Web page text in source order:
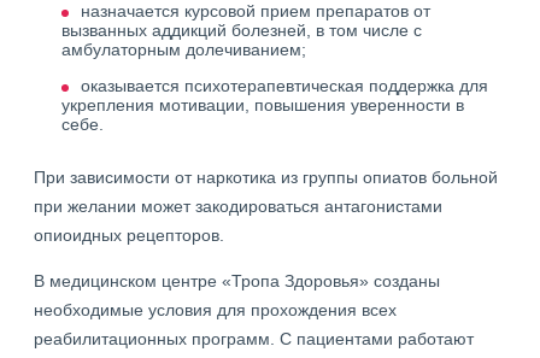
назначается курсовой прием препаратов от
вызванных аддикций болезней, в том числе с
амбулаторным долечиванием;
оказывается психотерапевтическая поддержка для
укрепления мотивации, повышения уверенности в
себе.
При зависимости от наркотика из группы опиатов больной
при желании может закодироваться антагонистами
опиоидных рецепторов.
В медицинском центре «Тропа Здоровья» созданы
необходимые условия для прохождения всех
реабилитационных программ. С пациентами работают